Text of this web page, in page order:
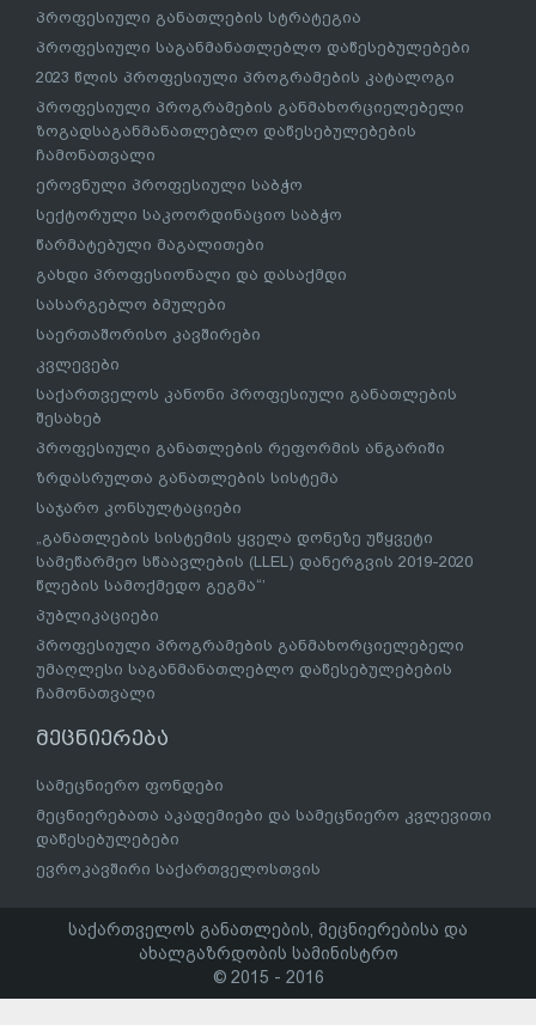
პროფესიული განათლების სტრატეგია
პროფესიული საგანმანათლებლო დაწესებულებები
2023 წლის პროფესიული პროგრამების კატალოგი
პროფესიული პროგრამების განმახორციელებელი
ზოგადსაგანმანათლებლო დაწესებულებების
ჩამონათვალი
ეროვნული პროფესიული საბჭო
სექტორული საკოორდინაციო საბჭო
წარმატებული მაგალითები
გახდი პროფესიონალი და დასაქმდი
სასარგებლო ბმულები
საერთაშორისო კავშირები
კვლევები
საქართველოს კანონი პროფესიული განათლების
შესახებ
პროფესიული განათლების რეფორმის ანგარიში
ზრდასრულთა განათლების სისტემა
საჯარო კონსულტაციები
„განათლების სისტემის ყველა დონეზე უწყვეტი
სამეწარმეო სწაავლების (LLEL) დანერგვის 2019-2020
წლების სამოქმედო გეგმა“’
პუბლიკაციები
პროფესიული პროგრამების განმახორციელებელი
უმაღლესი საგანმანათლებლო დაწესებულებების
ჩამონათვალი
მეცნიერება
სამეცნიერო ფონდები
მეცნიერებათა აკადემიები და სამეცნიერო კვლევითი
დაწესებულებები
ევროკავშირი საქართველოსთვის
საქართველოს განათლების, მეცნიერებისა და
ახალგაზრდობის სამინისტრო
© 2015 - 2016